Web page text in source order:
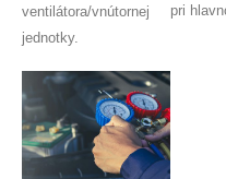
ventilátora/vnútornej
jednotky.
pri